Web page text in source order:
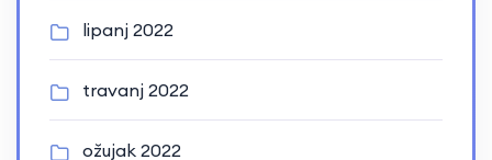
lipanj 2022
travanj 2022
ožujak 2022